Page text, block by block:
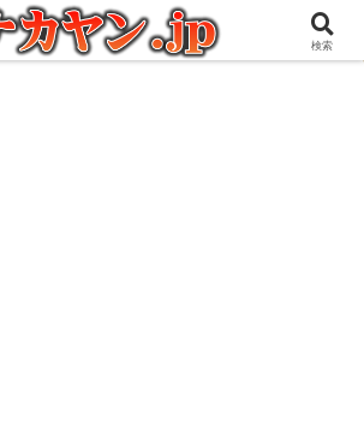
ェット好きな管理人の愉快な日々を綴るブログ
検索